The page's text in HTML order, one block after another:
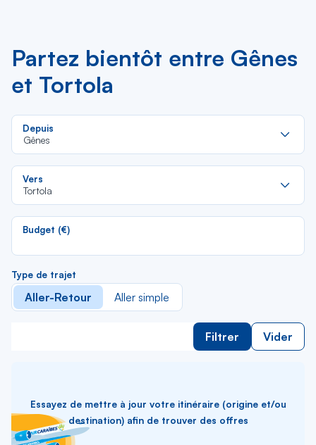
Partez bientôt entre Gênes
et Tortola
Depuis
Gênes
Vers
Tortola
Budget (€)
Type de trajet
Aller-Retour Aller simple
Filtrer Vider
Essayez de mettre à jour votre itinéraire (origine et/ou
destination) afin de trouver des offres